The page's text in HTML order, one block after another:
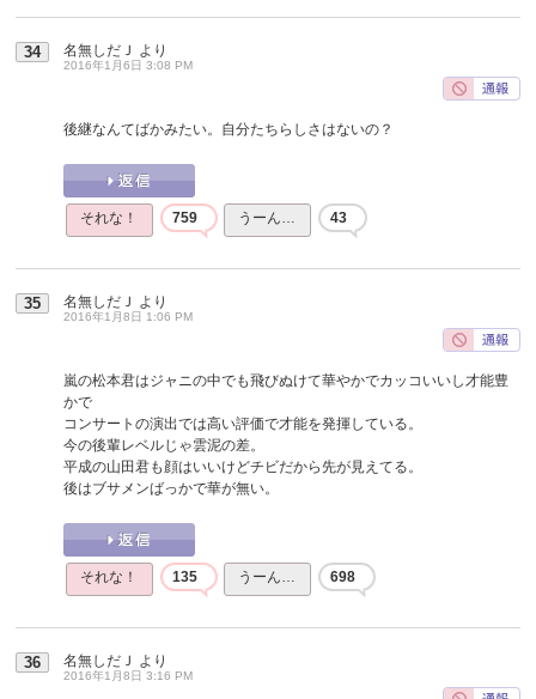
34 名無しだＪ より
2016年1月6日 3:08 PM
後継なんてばかみたい。自分たちらしさはないの？
それな！ 759 うーん… 43
35 名無しだＪ より
2016年1月8日 1:06 PM
嵐の松本君はジャニの中でも飛びぬけて華やかでカッコいいし才能豊
かで
コンサートの演出では高い評価で才能を発揮している。
今の後輩レベルじゃ雲泥の差。
平成の山田君も顔はいいけどチビだから先が見えてる。
後はブサメンばっかで華が無い。
それな！ 135 うーん… 698
36 名無しだＪ より
2016年1月8日 3:16 PM